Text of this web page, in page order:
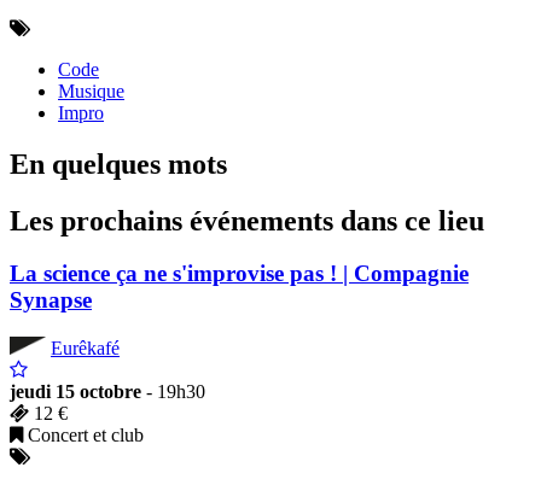
Code
Musique
Impro
En quelques mots
Les prochains événements dans ce lieu
La science ça ne s'improvise pas ! | Compagnie
Synapse
Eurêkafé
jeudi 15 octobre - 19h30
12 €
Concert et club